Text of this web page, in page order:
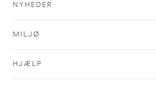
NYHEDER
MILJØ
HJÆLP